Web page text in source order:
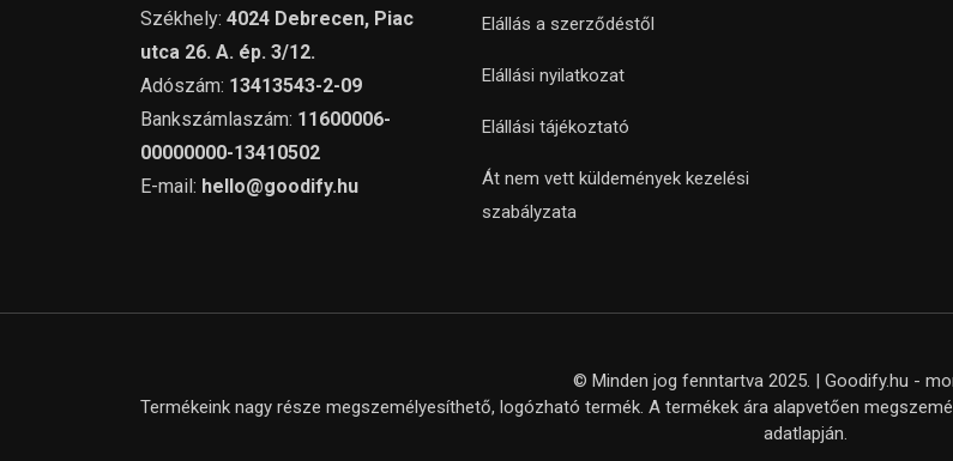
Székhely: 4024 Debrecen, Piac
utca 26. A. ép. 3/12.
Adószám: 13413543-2-09
Bankszámlaszám: 11600006-
00000000-13410502
E-mail: hello@goodify.hu
Elállás a szerződéstől
Elállási nyilatkozat
Elállási tájékoztató
Át nem vett küldemények kezelési
szabályzata
© Minden jog fenntartva 2025. | Goodify.hu -
Termékeink nagy része megszemélyesíthető, logózható termék. A termékek ára alapvetően
adatlapján.